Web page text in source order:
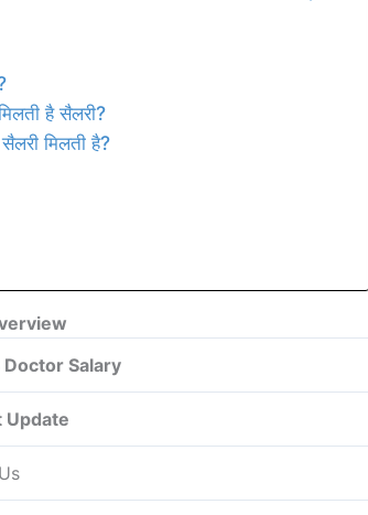
है सैलरी?
मिलती है?
Doctor Salary
Update